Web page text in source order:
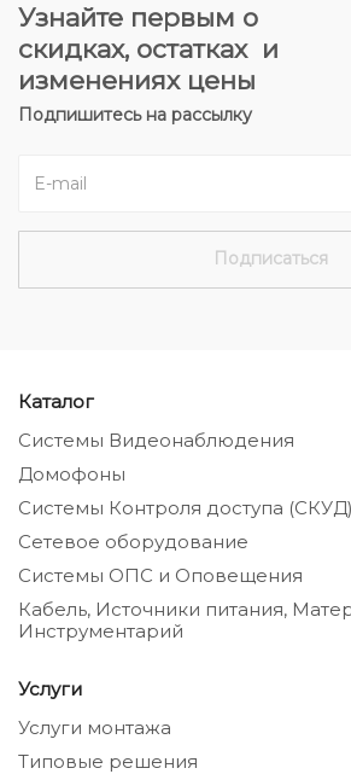
Узнайте первым о
скидках, остатках и
изменениях цены
Подпишитесь на рассылку
Каталог
Системы Видеонаблюдения
Домофоны
Системы Контроля доступа (СКУД)
Сетевое оборудование
Системы ОПС и Оповещения
Кабель, Источники питания,
Инструментарий
Услуги
Услуги монтажа
Типовые решения